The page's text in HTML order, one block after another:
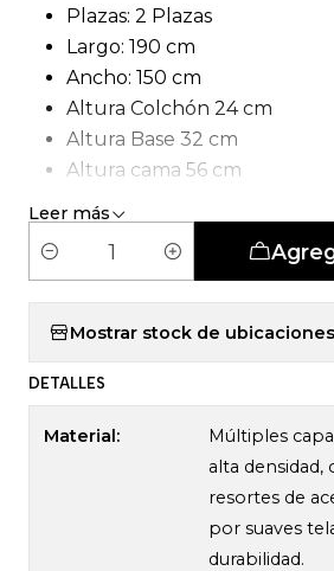
Plazas: 2 Plazas
Largo: 190 cm
Ancho: 150 cm
Altura Colchón 24 cm
Altura Base 32 cm
Altura cama 56 cm
Tipo de Carcasa: Bonell
Leer más
t
i
Mostrar stock de ubicaciones
DETALLES
Material:
Múltiples
alta densidad,
resortes de
por suaves
durabilidad.